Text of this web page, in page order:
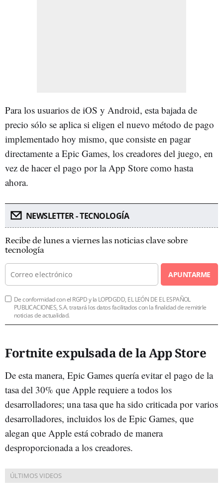
Para los usuarios de iOS y Android, esta bajada de
precio sólo se aplica si eligen el nuevo método de pago
implementado hoy mismo, que consiste en pagar
directamente a Epic Games, los creadores del juego, en
vez de hacer el pago por la App Store como hasta
ahora.
NEWSLETTER - TECNOLOGÍA
Recibe de lunes a viernes las noticias clave sobre
tecnología
APUNTARME
De conformidad con el RGPD y la LOPDGDD, EL LEÓN DE EL ESPAÑOL
PUBLICACIONES, S.A. tratará los datos facilitados con la finalidad de remitirle
noticias de actualidad.
Fortnite expulsada de la App Store
De esta manera, Epic Games quería evitar el pago de la
tasa del 30% que Apple requiere a todos los
desarrolladores; una tasa que ha sido criticada por varios
desarrolladores, incluidos los de Epic Games, que
alegan que Apple está cobrado de manera
desproporcionada a los creadores.